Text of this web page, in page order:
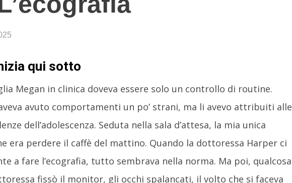
qui sotto
Megan in clinica doveva essere solo un controllo di routine.
avuto comportamenti un po’ strani, ma li avevo attribuiti alle
dell’adolescenza. Seduta nella sala d’attesa, la mia unica
era perdere il caffè del mattino. Quando la dottoressa Harper ci
a fare l’ecografia, tutto sembrava nella norma. Ma poi, qualcosa
fissò il monitor, gli occhi spalancati, il volto che si faceva